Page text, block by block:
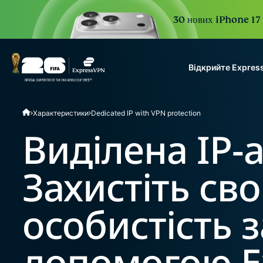
30 нових iPhone 17
Відкрийте
VPN protection for
scale.
Характеристики Dedicated IP with VPN protection
Виділена IP-
Захистіть
особистість